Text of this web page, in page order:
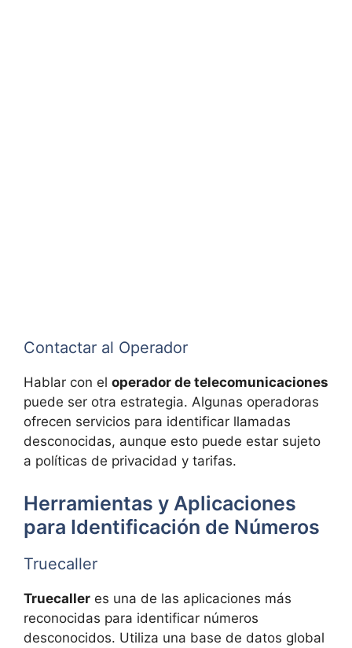
Contactar al Operador
Hablar con el operador de telecomunicaciones
puede ser otra estrategia. Algunas operadoras
ofrecen servicios para identificar llamadas
desconocidas, aunque esto puede estar sujeto
a políticas de privacidad y tarifas.
Herramientas y Aplicaciones
para Identificación de Números
Truecaller
Truecaller es una de las aplicaciones más
reconocidas para identificar números
desconocidos. Utiliza una base de datos global